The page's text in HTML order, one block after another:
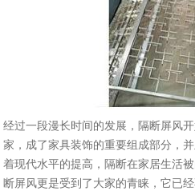
经过一段漫长时间的发展，隔断屏风
家，成了家具装饰的重要组成部分，
着现代水平的提高，隔断在家居生活
断屏风更是受到了大家的青睐，它已